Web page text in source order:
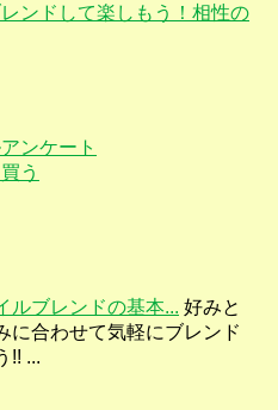
ンドして楽しもう！相性の
ンケート
う
ルブレンドの基本... 好みと
に合わせて気軽にブレンド
!! ...